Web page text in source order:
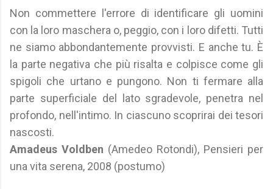
Non commettere l'errore di identificare gli uomini
con la loro maschera o, peggio, con i loro difetti. Tutti
ne siamo abbondantemente provvisti. E anche tu. È
la parte negativa che più risalta e colpisce come gli
spigoli che urtano e pungono. Non ti fermare alla
parte superficiale del lato sgradevole, penetra nel
profondo, nell'intimo. In ciascuno scoprirai dei tesori
nascosti.
Amadeus Voldben (Amedeo Rotondi), Pensieri per
una vita serena, 2008 (postumo)